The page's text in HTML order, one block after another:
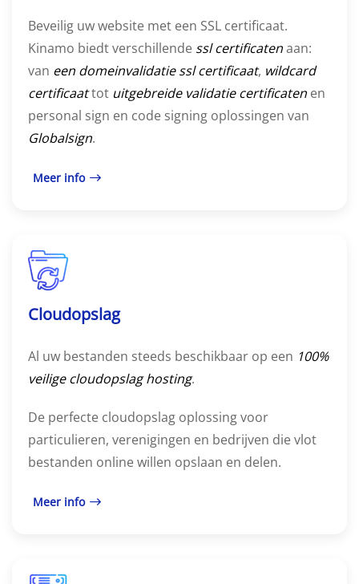
Beveilig uw website met een SSL certificaat.
Kinamo biedt verschillende ssl certificatenaan:
van een domeinvalidatie ssl certificaat, wildcard
certificaattot uitgebreide validatie certificaten en
personal sign en code signing oplossingen van
Globalsign.
Meer info
Cloudopslag
Al uw bestanden steeds beschikbaar op een 100%
veilige cloudopslag hosting.
De perfecte cloudopslag oplossing voor
particulieren, verenigingen en bedrijven die vlot
bestanden online willen opslaan en delen.
Meer info